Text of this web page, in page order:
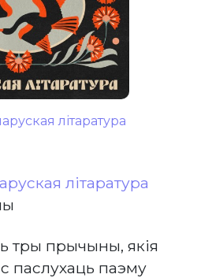
літаратура
літаратура
тры прычыны, якія
паслухаць паэму